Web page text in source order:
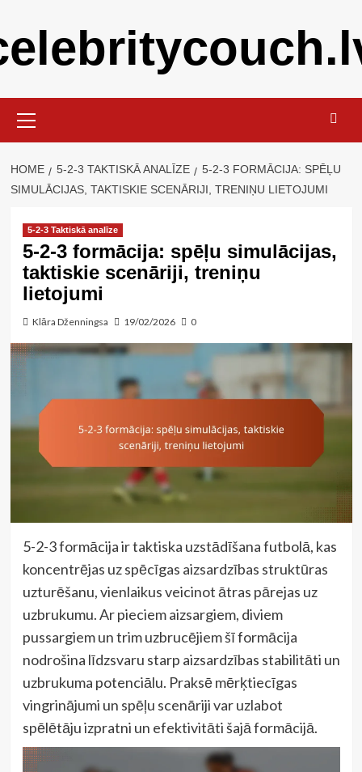
content
Menu
HOME 5-2-3 TAKTISKĀ ANALĪZE
5-2-3 FORMĀCIJA: SPĒĻU
SIMULĀCIJAS, TAKTISKIE SCENĀRIJI, TRENIŅU LIETOJUMI
5-2-3 Taktiskā analīze
5-2-3 formācija: spēļu simulācijas,
taktiskie scenāriji, treniņu
lietojumi
Klāra Dženningsa 19/02/2026 0
5-2-3 formācija ir taktiska uzstādīšana futbolā, kas
koncentrējas uz spēcīgas aizsardzības struktūras
uzturēšanu, vienlaikus veicinot ātras pārejas uz
uzbrukumu. Ar pieciem aizsargiem, diviem
pussargiem un trim uzbrucējiem šī formācija
nodrošina līdzsvaru starp aizsardzības stabilitāti un
uzbrukuma potenciālu. Praksē mērķtiecīgas
vingrinājumi un spēļu scenāriji var uzlabot
spēlētāju izpratni un efektivitāti šajā formācijā.